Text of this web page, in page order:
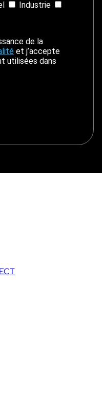
Industrie
de la
et j’accepte
utilisées dans